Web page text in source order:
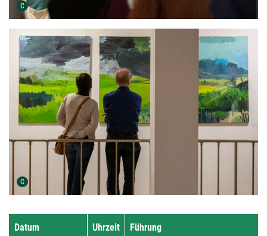
C Urheber der Grafik:
C Urheber der Grafik:
Datum Uhrzeit Führung